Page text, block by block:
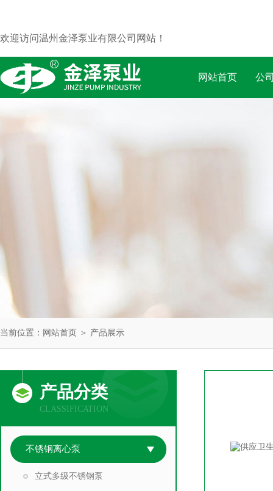
欢迎访问温州金泽泵业有限公司网站！
网站首页 公
当前位置： 网站首页 ＞ 产品展示
产品分类
CLASSIFICATION
不锈钢离心泵
立式多级不锈钢泵